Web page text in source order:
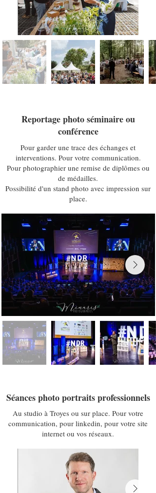
Reportage photo séminaire ou
conférence
Pour garder une trace des échanges et
interventions. Pour votre communication.
Pour photographier une remise de diplômes ou
de médailles.
Possibilité d'un stand photo avec impression sur
place.
Séances photo portraits professionnels
Au studio à Troyes ou sur place. Pour votre
communication, pour linkedin, pour votre site
internet ou vos réseaux.